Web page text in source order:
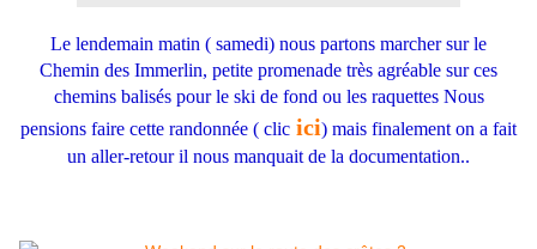
Le lendemain matin ( samedi) nous partons marcher sur le
Chemin des Immerlin, petite promenade très agréable sur ces
chemins balisés pour le ski de fond ou les raquettes Nous
pensions faire cette randonnée ( clic ici) mais finalement on a fait
un aller-retour il nous manquait de la documentation..